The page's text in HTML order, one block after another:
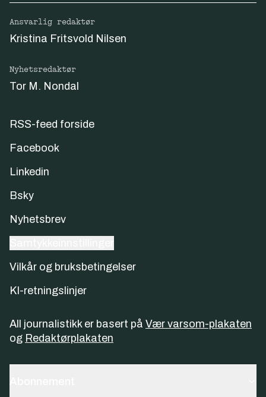
Ansvarlig redaktør
Kristina Fritsvold Nilsen
Nyhetsredaktør
Tor M. Nondal
RSS-feed forside
Facebook
Linkedin
Bsky
Nyhetsbrev
Vilkår og bruksbetingelser
KI-retningslinjer
All journalistikk er basert på Vær varsom-plakaten
og Redaktørplakaten